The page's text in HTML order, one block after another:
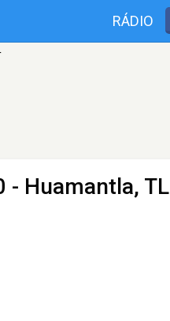
RÁDIO
- Huamantla, TL